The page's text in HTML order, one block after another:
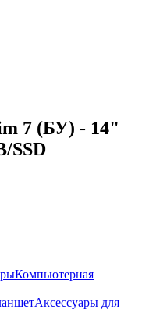
7 (БУ) - 14"
SSD
Компьютерная
Аксессуары для